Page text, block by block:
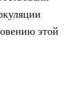
этой